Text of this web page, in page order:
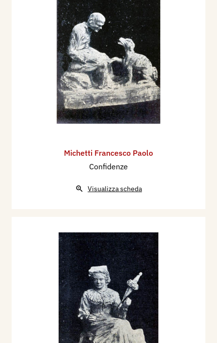
Michetti Francesco Paolo
Confidenze
Visualizza scheda